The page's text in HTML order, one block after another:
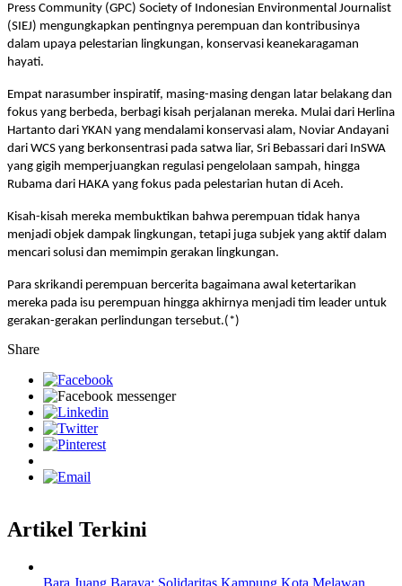
Press Community (GPC) Society of Indonesian Environmental Journalist
(SIEJ) mengungkapkan pentingnya perempuan dan kontribusinya
dalam upaya pelestarian lingkungan, konservasi keanekaragaman
hayati.
Empat narasumber inspiratif, masing-masing dengan latar belakang dan
fokus yang berbeda, berbagi kisah perjalanan mereka. Mulai dari Herlina
Hartanto dari YKAN yang mendalami konservasi alam, Noviar Andayani
dari WCS yang berkonsentrasi pada satwa liar, Sri Bebassari dari InSWA
yang gigih memperjuangkan regulasi pengelolaan sampah, hingga
Rubama dari HAKA yang fokus pada pelestarian hutan di Aceh.
Kisah-kisah mereka membuktikan bahwa perempuan tidak hanya
menjadi objek dampak lingkungan, tetapi juga subjek yang aktif dalam
mencari solusi dan memimpin gerakan lingkungan.
Para skrikandi perempuan bercerita bagaimana awal ketertarikan
mereka pada isu perempuan hingga akhirnya menjadi tim leader untuk
gerakan-gerakan perlindungan tersebut.(*)
Share
Artikel Terkini